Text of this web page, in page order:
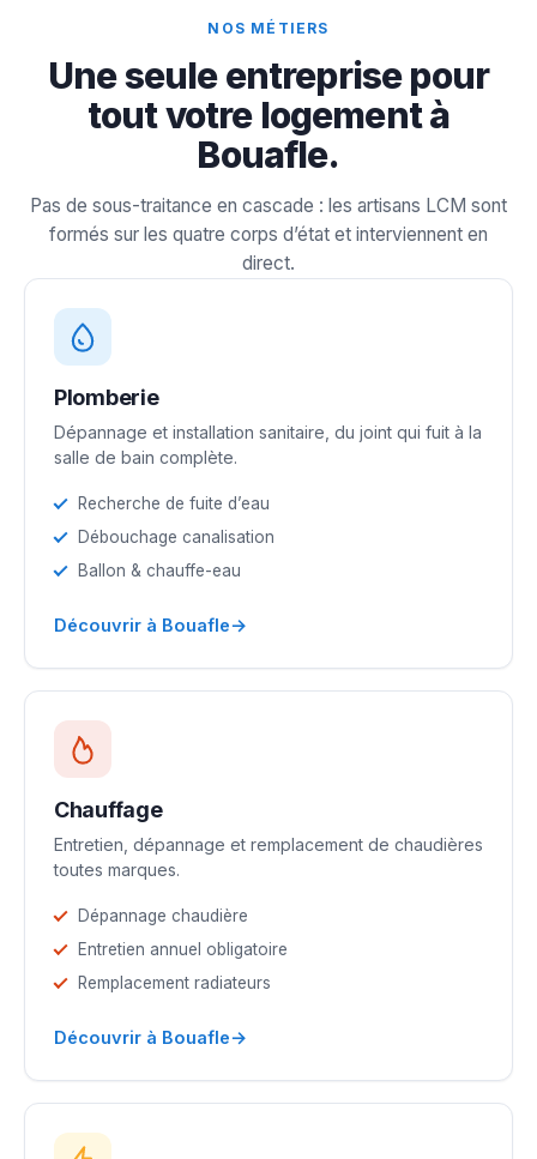
NOS MÉTIERS
Une seule entreprise pour
tout votre logement à
Bouafle.
Pas de sous-traitance en cascade : les artisans LCM sont
formés sur les quatre corps d’état et interviennent en
direct.
Plomberie
Dépannage et installation sanitaire, du joint qui fuit à la
salle de bain complète.
Recherche de fuite d’eau
Débouchage canalisation
Ballon & chauffe-eau
Découvrir à Bouafle→
Chauffage
Entretien, dépannage et remplacement de chaudières
toutes marques.
Dépannage chaudière
Entretien annuel obligatoire
Remplacement radiateurs
Découvrir à Bouafle→